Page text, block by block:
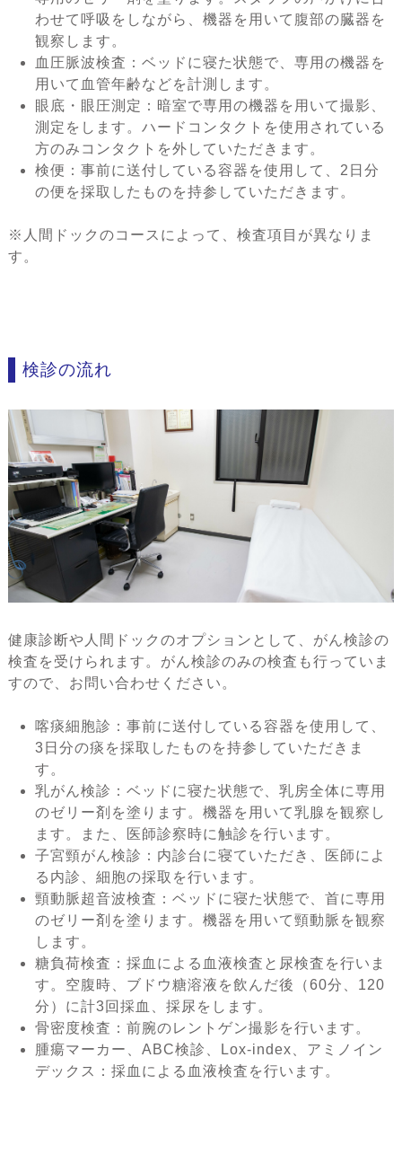
わせて呼吸をしながら、機器を用いて腹部の臓器を
観察します。
血圧脈波検査：ベッドに寝た状態で、専用の機器を
用いて血管年齢などを計測します。
眼底・眼圧測定：暗室で専用の機器を用いて撮影、
測定をします。ハードコンタクトを使用されている
方のみコンタクトを外していただきます。
検便：事前に送付している容器を使用して、2日分
の便を採取したものを持参していただきます。
※人間ドックのコースによって、検査項目が異なりま
す。
検診の流れ
健康診断や人間ドックのオプションとして、がん検診の
検査を受けられます。がん検診のみの検査も行っていま
すので、お問い合わせください。
喀痰細胞診：事前に送付している容器を使用して、
3日分の痰を採取したものを持参していただきま
す。
乳がん検診：ベッドに寝た状態で、乳房全体に専用
のゼリー剤を塗ります。機器を用いて乳腺を観察し
ます。また、医師診察時に触診を行います。
子宮頸がん検診：内診台に寝ていただき、医師によ
る内診、細胞の採取を行います。
頸動脈超音波検査：ベッドに寝た状態で、首に専用
のゼリー剤を塗ります。機器を用いて頸動脈を観察
します。
糖負荷検査：採血による血液検査と尿検査を行いま
す。空腹時、ブドウ糖溶液を飲んだ後（60分、120
分）に計3回採血、採尿をします。
骨密度検査：前腕のレントゲン撮影を行います。
腫瘍マーカー、ABC検診、Lox-index、アミノイン
デックス：採血による血液検査を行います。